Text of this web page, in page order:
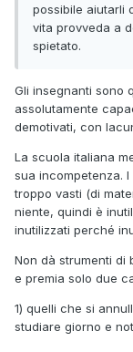
possibile aiutarli
vita provveda a
spietato.
Gli insegnanti sono
assolutamente
demotivati, con
La scuola italiana
sua incompetenza.
troppo vasti (di
niente, quindi è
inutilizzati perché
Non dà strumenti di
e premia solo due
1) quelli che si
studiare giorno e